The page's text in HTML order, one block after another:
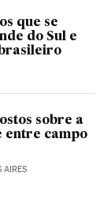
que se
do Sul e
sobre a
entre campo
AIRES